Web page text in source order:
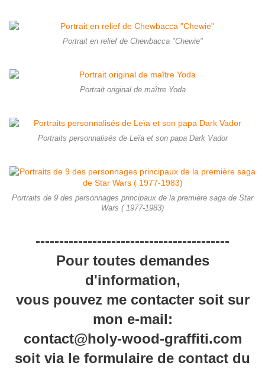
Portrait en relief de Chewbacca "Chewie"
Portrait original de maître Yoda
Portraits personnalisés de Leïa et son papa Dark Vador
Portraits de 9 des personnages principaux de la première saga de Star
Wars ( 1977-1983)
-----------------------------------------
Pour toutes demandes
d'information,
vous pouvez me contacter soit sur
mon e-mail:
contact@holy-wood-graffiti.com
soit via le formulaire de contact du